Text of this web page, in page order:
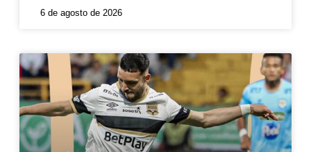
6 de agosto de 2026